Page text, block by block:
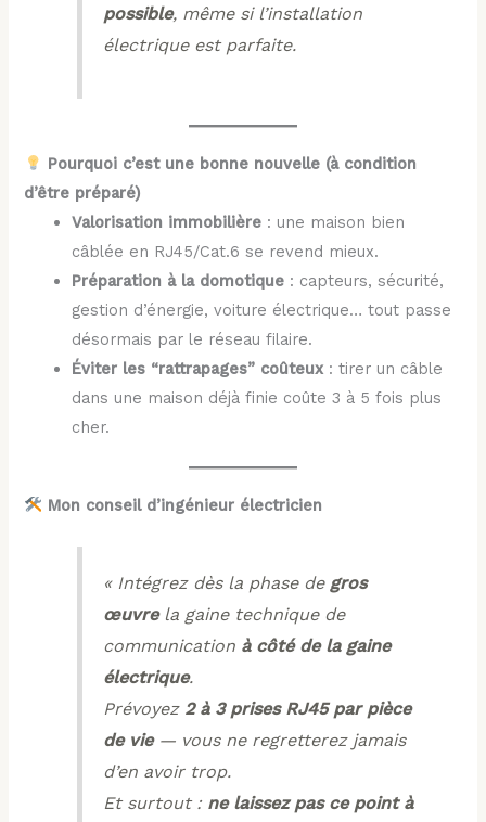
possible, même si l’installation
électrique est parfaite.
Pourquoi c’est une bonne nouvelle (à condition
d’être préparé)
Valorisation immobilière : une maison bien
câblée en RJ45/Cat.6 se revend mieux.
Préparation à la domotique : capteurs, sécurité,
gestion d’énergie, voiture électrique… tout passe
désormais par le réseau filaire.
Éviter les “rattrapages” coûteux: tirer un câble
dans une maison déjà finie coûte 3 à 5 fois plus
cher.
Mon conseil d’ingénieur électricien
« Intégrez dès la phase de gros
œuvrela gaine technique de
communication à côté de la gaine
électrique.
Prévoyez 2 à 3 prises RJ45 par pièce
de vie— vous ne regretterez jamais
d’en avoir trop.
Et surtout : ne laissez pas ce point à